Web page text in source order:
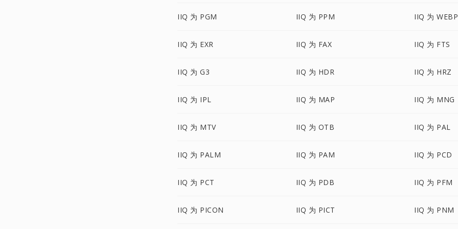
IIQ 为 PGM IIQ 为 PPM IIQ 为 WEBP
IIQ 为 EXR IIQ 为 FAX IIQ 为 FTS
IIQ 为 G3 IIQ 为 HDR IIQ 为 HRZ
IIQ 为 IPL IIQ 为 MAP IIQ 为 MNG
IIQ 为 MTV IIQ 为 OTB IIQ 为 PAL
IIQ 为 PALM IIQ 为 PAM IIQ 为 PCD
IIQ 为 PCT IIQ 为 PDB IIQ 为 PFM
IIQ 为 PICON IIQ 为 PICT IIQ 为 PNM